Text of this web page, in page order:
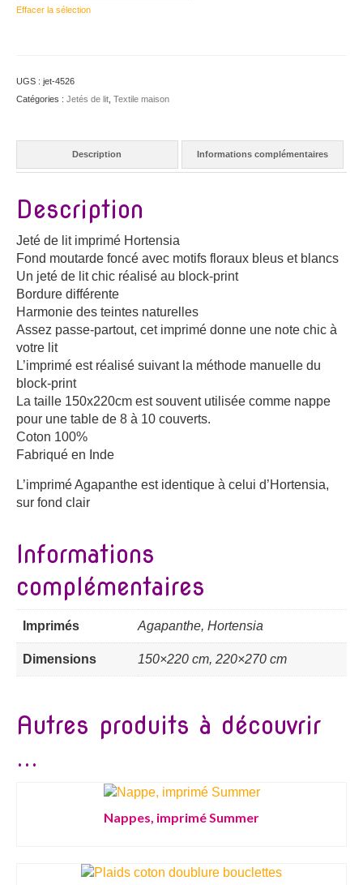
Effacer la sélection
UGS : jet-4526
Catégories : Jetés de lit Textile maison
Description Informations complémentaires
Description
Jeté de lit imprimé Hortensia
Fond moutarde foncé avec motifs floraux bleus et blancs
Un jeté de lit chic réalisé au block-print
Bordure différente
Harmonie des teintes naturelles
Assez passe-partout, cet imprimé donne une note chic à
votre lit
L’imprimé est réalisé suivant la méthode manuelle du
block-print
La taille 150x220cm est souvent utilisée comme nappe
pour une table de 8 à 10 couverts.
Coton 100%
Fabriqué en Inde
L’imprimé Agapanthe est identique à celui d’Hortensia,
sur fond clair
Informations
complémentaires
Imprimés Agapanthe, Hortensia
Dimensions 150×220 cm, 220×270 cm
Autres produits à découvrir
...
Nappes, imprimé Summer